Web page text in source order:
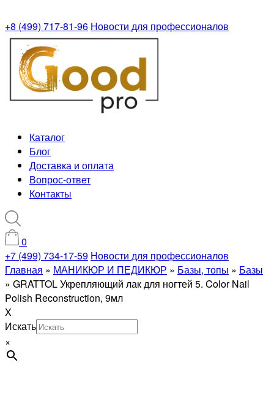
+8 (499) 717-81-96 Новости для профессионалов
Каталог
Блог
Доставка и оплата
Вопрос-ответ
Контакты
0
+7 (499) 734-17-59 Новости для профессионалов
Главная » МАНИКЮР И ПЕДИКЮР » Базы, топы » Базы
» GRATTOL Укрепляющий лак для ногтей 5. Color Nail
Polish Reconstruction, 9мл
X
Искать
×